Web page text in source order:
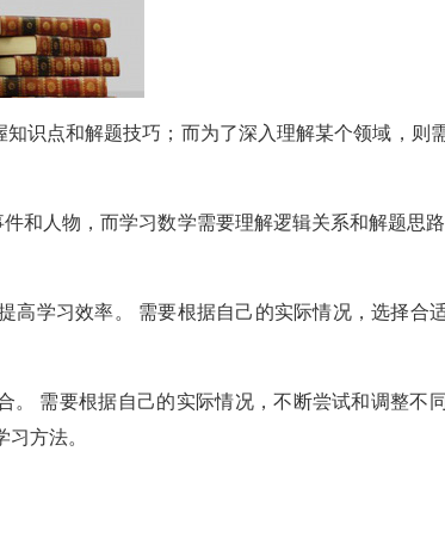
识点和解题技巧；而为了深入理解某个领域，则
和人物，而学习数学需要理解逻辑关系和解题思
高学习效率。 需要根据自己的实际情况，选择合
需要根据自己的实际情况，不断尝试和调整不
方法。